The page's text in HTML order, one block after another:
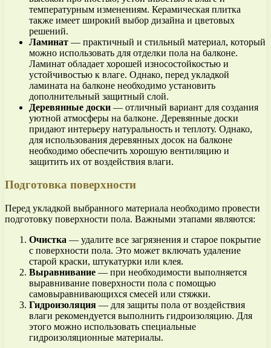
температурным изменениям. Керамическая плитка
также имеет широкий выбор дизайна и цветовых
решений.
Ламинат — практичный и стильный материал, который
можно использовать для отделки пола на балконе.
Ламинат обладает хорошей износостойкостью и
устойчивостью к влаге. Однако, перед укладкой
ламината на балконе необходимо установить
дополнительный защитный слой.
Деревянные доски — отличный вариант для создания
уютной атмосферы на балконе. Деревянные доски
придают интерьеру натуральность и теплоту. Однако,
для использования деревянных досок на балконе
необходимо обеспечить хорошую вентиляцию и
защитить их от воздействия влаги.
Подготовка поверхности
Перед укладкой выбранного материала необходимо провести
подготовку поверхности пола. Важными этапами являются:
Очистка — удалите все загрязнения и старое покрытие
с поверхности пола. Это может включать удаление
старой краски, штукатурки или клея.
Выравнивание — при необходимости выполняется
выравнивание поверхности пола с помощью
самовыравнивающихся смесей или стяжки.
Гидроизоляция — для защиты пола от воздействия
влаги рекомендуется выполнить гидроизоляцию. Для
этого можно использовать специальные
гидроизоляционные материалы.